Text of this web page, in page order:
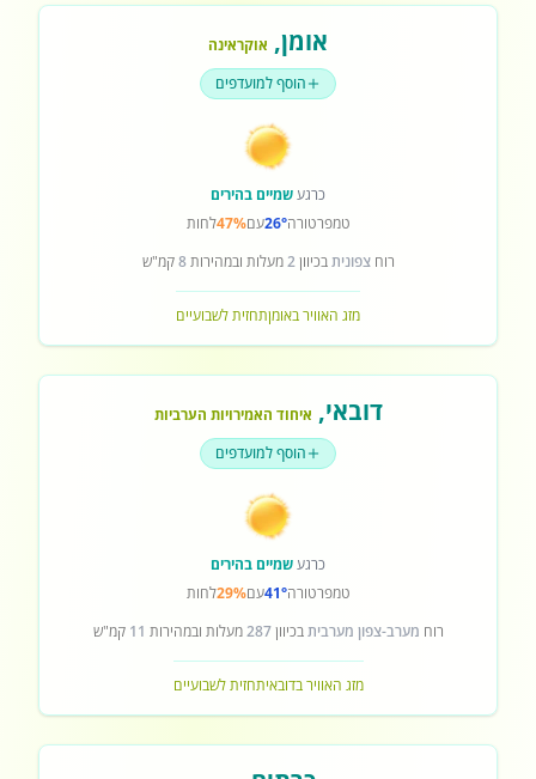
אומן, אוקראינה
הוסף למועדפים
כרגעשמיים בהירים
טמפרטורה26°עם47%לחות
רוחצפוניתבכיוון2מעלות ובמהירות8קמ"ש
מזג האוויר באומןתחזית לשבועיים
דובאי, איחוד האמירויות הערביות
הוסף למועדפים
כרגעשמיים בהירים
טמפרטורה41°עם29%לחות
רוח מערב-צפון מערביתבכיוון287מעלות ובמהירות 11 קמ"ש
מזג האוויר בדובאיתחזית לשבועיים